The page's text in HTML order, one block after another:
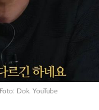
Dok. YouTube